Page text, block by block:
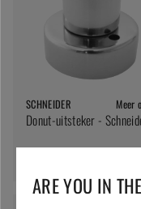
SCHNEIDER Meer
Donut-uitsteker -
ARE YOU IN